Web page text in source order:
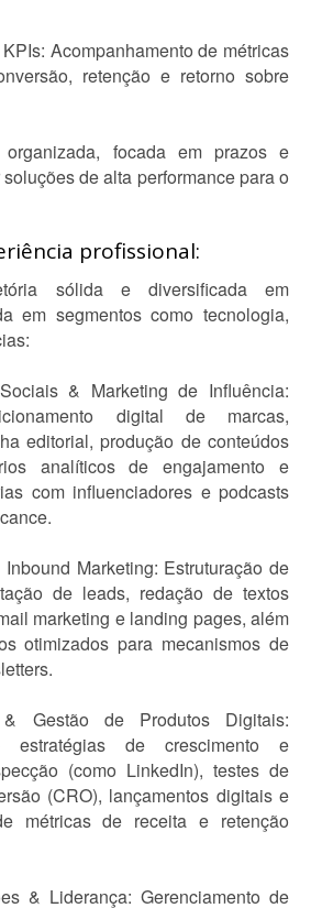
Acompanhamento de métricas
retenção e retorno sobre
organizada, focada em prazos e
de alta performance para o
profissional:
sólida e diversificada em
em segmentos como tecnologia,
& Marketing de Influência:
digital de marcas,
editorial, produção de conteúdos
analíticos de engajamento e
com influenciadores e podcasts
Marketing: Estruturação de
de leads, redação de textos
marketing e landing pages, além
otimizados para mecanismos de
Gestão de Produtos Digitais:
estratégias de crescimento e
(como LinkedIn), testes de
(CRO), lançamentos digitais e
métricas de receita e retenção
& Liderança: Gerenciamento de